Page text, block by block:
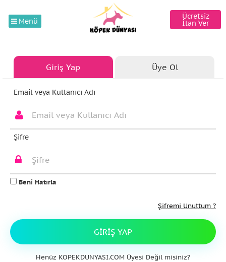
Menü
Ücretsiz
İlan Ver
Giriş Yap Üye Ol
Email veya Kullanıcı Adı
Şifre
Beni Hatırla
Şifremi Unuttum ?
GIRIŞ YAP
Henüz KOPEKDUNYASI.COM Üyesi Değil misiniz?